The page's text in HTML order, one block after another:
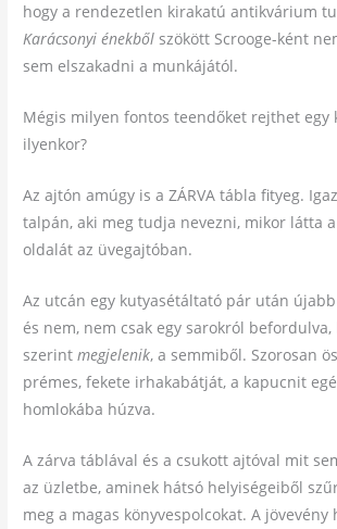
hogy a rendezetlen kirakatú antikvárium
Karácsonyi énekből szökött Scrooge-ként
sem elszakadni a munkájától.
Mégis milyen fontos teendőket rejthet egy
ilyenkor?
Az ajtón amúgy is a ZÁRVA tábla fityeg.
talpán, aki meg tudja nevezni, mikor látta
oldalát az üvegajtóban.
Az utcán egy kutyasétáltató pár után
és nem, nem csak egy sarokról befordulva,
szerintmegjelenik, a semmiből. Szorosan
prémes, fekete irhakabátját, a kapucnit
homlokába húzva.
A zárva táblával és a csukott ajtóval mit
az üzletbe, aminek hátsó helyiségeiből
meg a magas könyvespolcokat. A jövevény